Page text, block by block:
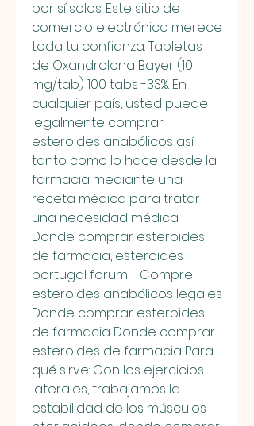
por sí solos. Este sitio de
comercio electrónico merece
toda tu confianza. Tabletas
de Oxandrolona Bayer (10
mg/tab) 100 tabs -33%. En
cualquier país, usted puede
legalmente comprar
esteroides anabólicos así
tanto como lo hace desde la
farmacia mediante una
receta médica para tratar
una necesidad médica.
Donde comprar esteroides
de farmacia, esteroides
portugal forum - Compre
esteroides anabólicos legales
Donde comprar esteroides
de farmacia Donde comprar
esteroides de farmacia Para
qué sirve: Con los ejercicios
laterales, trabajamos la
estabilidad de los músculos